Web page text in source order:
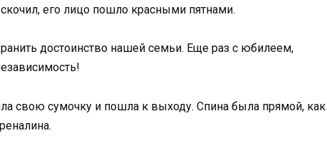
его лицо пошло красными пятнами.
достоинство нашей семьи. Еще раз с юбилеем,
свою сумочку и пошла к выходу. Спина была прямой, как